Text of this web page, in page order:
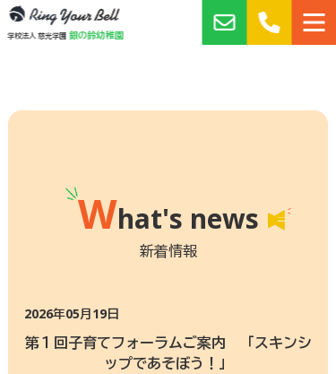
学校法人 慈光学園 銀の鈴幼稚園
What's news
新着情報
2026年05月19日
第１回子育てフォーラムご案内 「スキンシ
ップであそぼう！」